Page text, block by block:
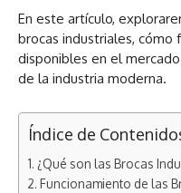
En este artículo,
brocas industriales, cómo
disponibles en el
de la industria moderna.
Índice de
¿Qué son las Brocas
Funcionamiento de las